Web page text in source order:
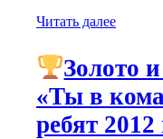
Читать далее
Золото
«Ты в
ребят